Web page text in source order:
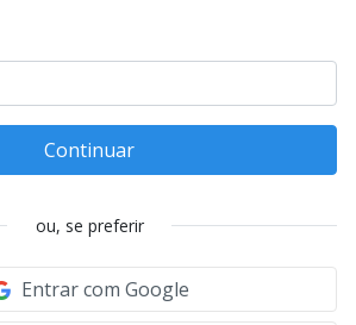
Continuar
ou, se preferir
Entrar com Google